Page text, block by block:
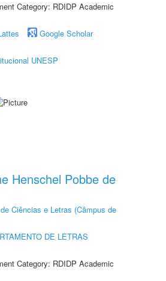
Category: RDIDP Academic
Google Scholar
UNESP
Henschel Pobbe de
Ciências e Letras (Câmpus de
DE LETRAS
Category: RDIDP Academic